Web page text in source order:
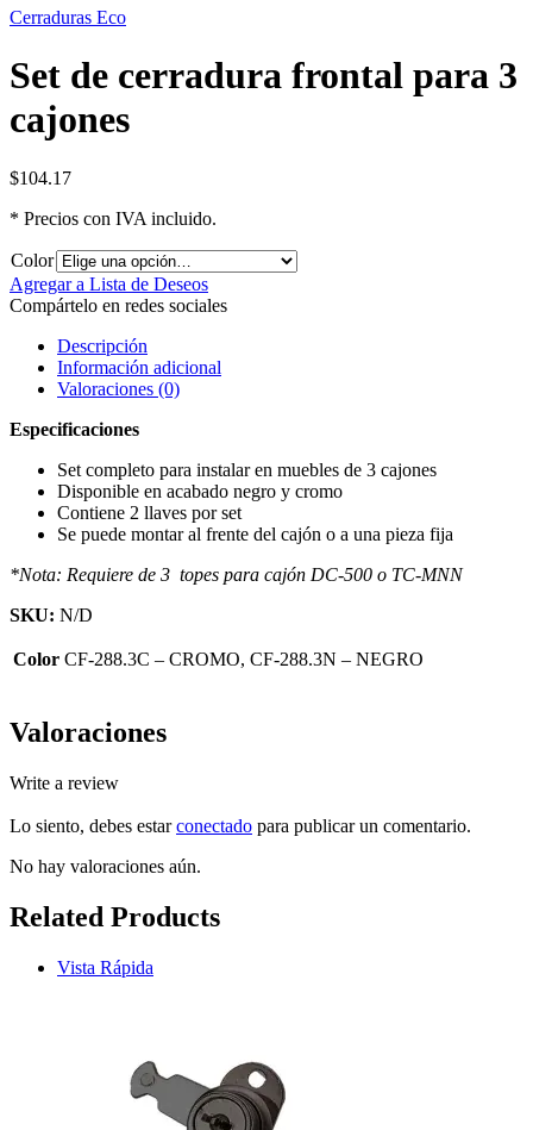
Cerraduras Eco
Set de cerradura frontal para 3
cajones
$104.17
* Precios con IVA incluido.
Color
Agregar a Lista de Deseos
Compártelo en redes sociales
Descripción
Información adicional
Valoraciones (0)
Especificaciones
Set completo para instalar en muebles de 3 cajones
Disponible en acabado negro y cromo
Contiene 2 llaves por set
Se puede montar al frente del cajón o a una pieza fija
*Nota: Requiere de 3 topes para cajón DC-500 o TC-MNN
SKU: N/D
Color CF-288.3C – CROMO, CF-288.3N – NEGRO
Valoraciones
Write a review
Lo siento, debes estarconectado para publicar un comentario.
No hay valoraciones aún.
Related Products
Vista Rápida